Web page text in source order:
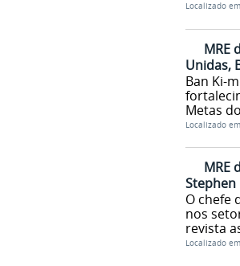
Localizado em
MRE
Unidas,
Ban Ki-
Metas
Localizado em
MRE
Stephen
O chefe
nos
revista
Localizado em